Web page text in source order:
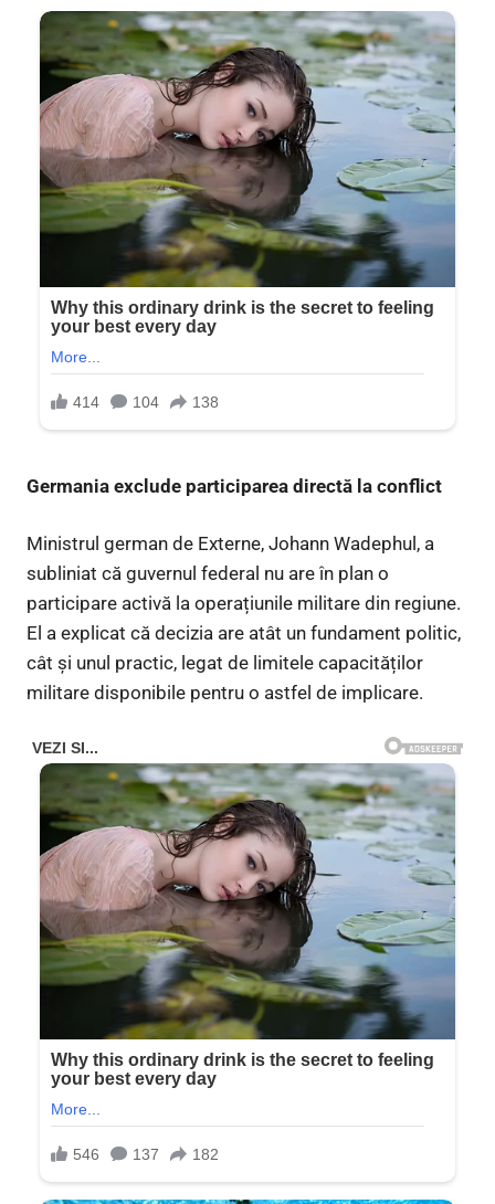
Germania exclude participarea directă la conflict
Ministrul german de Externe, Johann Wadephul, a
subliniat că guvernul federal nu are în plan o
participare activă la operațiunile militare din regiune.
El a explicat că decizia are atât un fundament politic,
cât și unul practic, legat de limitele capacităților
militare disponibile pentru o astfel de implicare.